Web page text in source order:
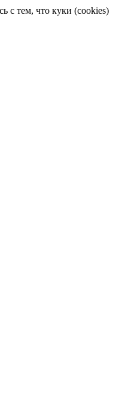
с тем, что куки (cookies)